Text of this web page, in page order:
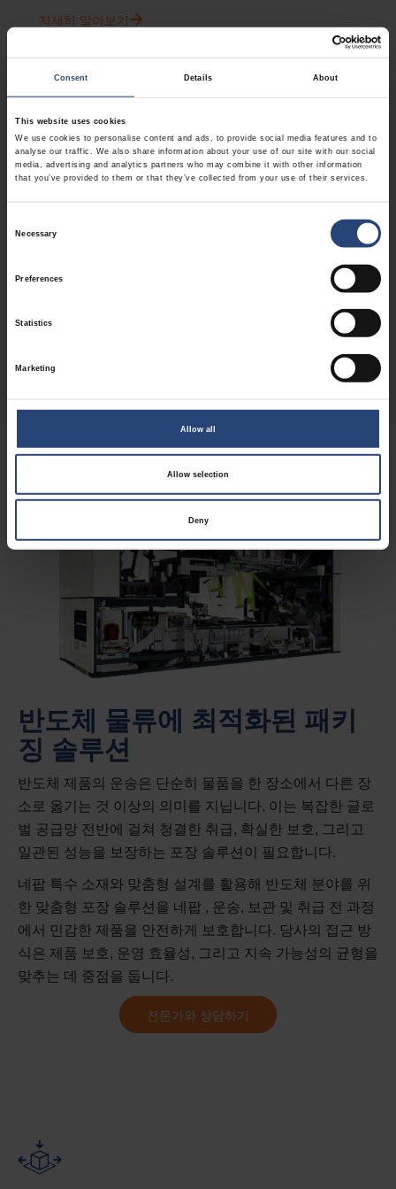
Consent Details About
This website uses cookies
We use cookies to personalise content and ads, to provide social media features and to
analyse our traffic. We also share information about your use of our site with our social
media, advertising and analytics partners who may combine it with other information
that you’ve provided to them or that they’ve collected from your use of their services.
Necessary
Preferences
Statistics
Marketing
Allow all
Allow selection
Deny
자세히 알아보기
부품, 공구 및 웨이퍼용 포장
오염 관리 및 물리적 보호가 필요한 민감한 반도체
부품, 장비 및 웨이퍼의 안전한 취급 및 이동을 지원
합니다.
자세히 알아보기
클린룸용 포장재
클린룸 환경에서 사용되는 민감한 제품에 대해 오염
을 철저히 관리하는 취급 및 운송을 지원합니다.
자세히 알아보기
반도체 물류에 최적화된 패키
징 솔루션
반도체 제품의 운송은 단순히 물품을 한 장소에서 다른 장
소로 옮기는 것 이상의 의미를 지닙니다. 이는 복잡한 글로
벌 공급망 전반에 걸쳐 청결한 취급, 확실한 보호, 그리고
일관된 성능을 보장하는 포장 솔루션이 필요합니다.
네팝 특수 소재와 맞춤형 설계를 활용해 반도체 분야를 위
한 맞춤형 포장 솔루션을 네팝 , 운송, 보관 및 취급 전 과정
에서 민감한 제품을 안전하게 보호합니다. 당사의 접근 방
식은 제품 보호, 운영 효율성, 그리고 지속 가능성의 균형을
맞추는 데 중점을 둡니다.
전문가와 상담하기